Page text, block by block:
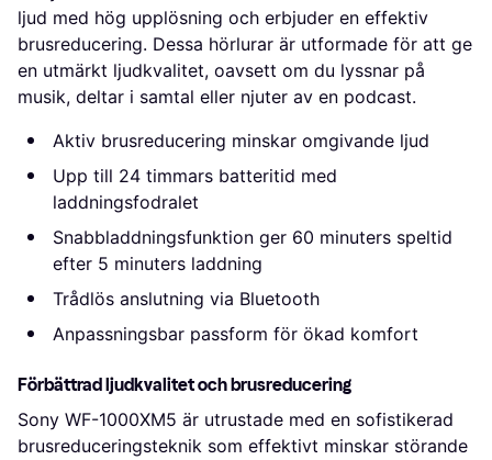
ljud med hög upplösning och erbjuder en effektiv
brusreducering. Dessa hörlurar är utformade för att ge
en utmärkt ljudkvalitet, oavsett om du lyssnar på
musik, deltar i samtal eller njuter av en podcast.
Aktiv brusreducering minskar omgivande ljud
Upp till 24 timmars batteritid med
laddningsfodralet
Snabbladdningsfunktion ger 60 minuters speltid
efter 5 minuters laddning
Trådlös anslutning via Bluetooth
Anpassningsbar passform för ökad komfort
Förbättrad ljudkvalitet och brusreducering
Sony WF-1000XM5 är utrustade med en sofistikerad
brusreduceringsteknik som effektivt minskar störande